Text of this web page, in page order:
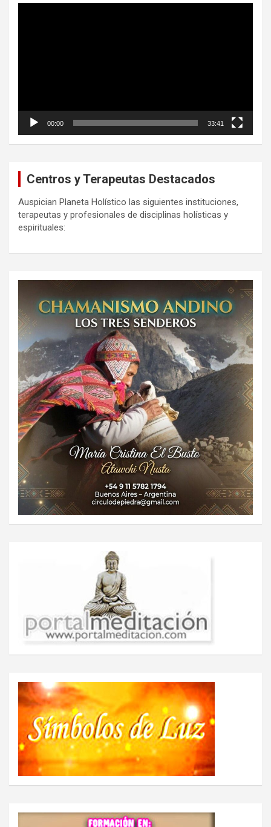
00:00 33:41
Centros y Terapeutas Destacados
Auspician Planeta Holístico las siguientes instituciones,
terapeutas y profesionales de disciplinas holísticas y
espirituales: